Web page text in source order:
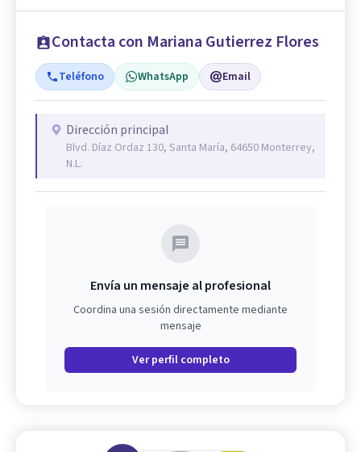
Contacta con Mariana Gutierrez Flores
Teléfono WhatsApp Email
Dirección principal
Blvd. Díaz Ordaz 130, Santa María, 64650 Monterrey,
N.L.
Envía un mensaje al profesional
Coordina una sesión directamente mediante
mensaje
Ver perfil completo